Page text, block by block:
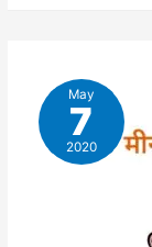
95%
ज्योतिषी
गलती
क्यों
May
7
2020